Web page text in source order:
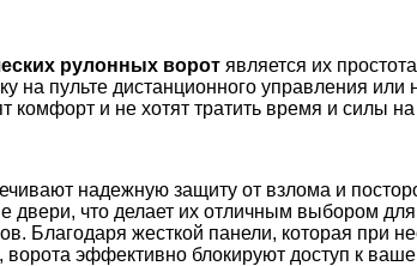
рулонных ворот является их
на пульте дистанционного управления
и не хотят тратить время и силы
надежную защиту от взлома и
двери, что делает их отличным выбором
Благодаря жесткой панели, которая при
эффективно блокируют доступ к